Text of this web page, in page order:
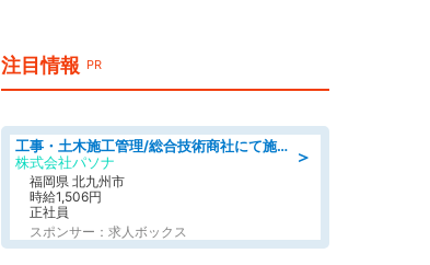
注目情報 PR
＞
工事・土木施工管理/総合技術商社にて施工管理のお仕事/即日勤務可/車通勤可/工事・土木施工管理/生産・品質管理
株式会社パソナ
福岡県 北九州市
時給1,506円
正社員
スポンサー：求人ボックス